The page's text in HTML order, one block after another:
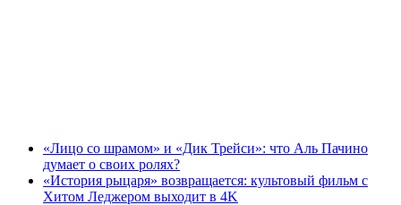
«Лицо со шрамом» и «Дик Трейси»: что Аль Пачино
думает о своих ролях?
«История рыцаря» возвращается: культовый фильм с
Хитом Леджером выходит в 4K